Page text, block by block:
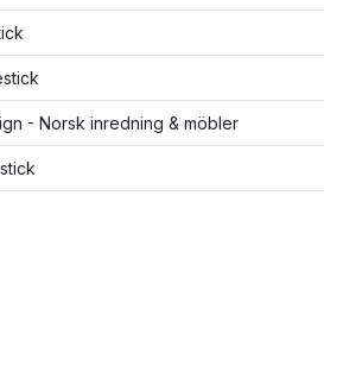
- Norsk inredning & möbler